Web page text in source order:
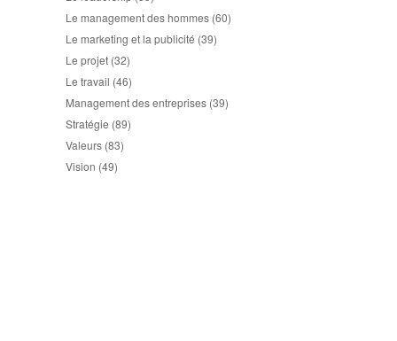
Le management des hommes (60)
Le marketing et la publicité (39)
Le projet (32)
Le travail (46)
Management des entreprises (39)
Stratégie (89)
Valeurs (83)
Vision (49)